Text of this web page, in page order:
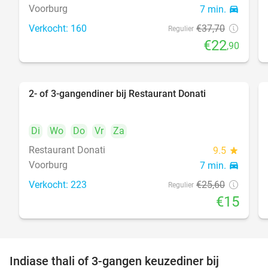
food
Voorburg 7 min. directions_car
Verkocht: 160 Regulier €37,70
€22,90
2- of 3-gangendiner bij Restaurant Donati
Di Wo Do Vr
Za
Restaurant Donati
9.5 star
Voorburg 7 min. directions_car
Verkocht: 223 Regulier €25,60
€15
Indiase thali of 3-gangen keuzediner bij